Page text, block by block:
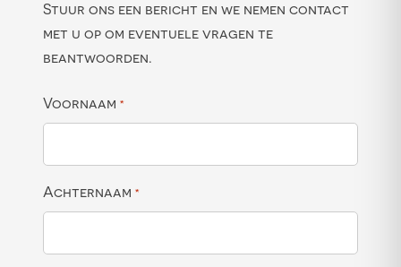
Stuur ons een bericht en we nemen contact
met u op om eventuele vragen te
beantwoorden.
Voornaam *
Achternaam *